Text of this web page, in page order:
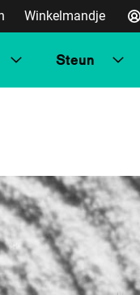
Winkelmandje
Steun